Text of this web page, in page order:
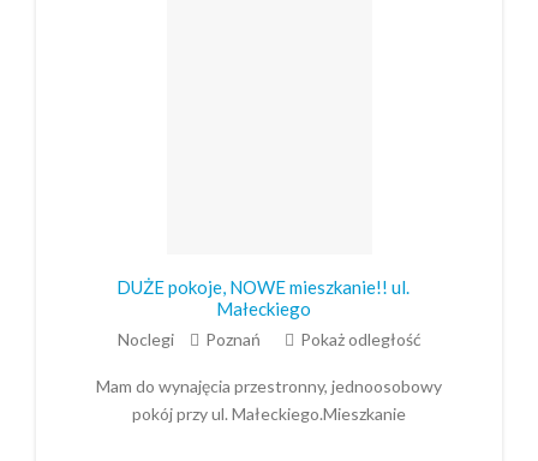
DUŻE pokoje, NOWE mieszkanie!! ul.
Małeckiego
Noclegi Poznań Pokaż odległość
Mam do wynajęcia przestronny, jednoosobowy
pokój przy ul. Małeckiego.Mieszkanie